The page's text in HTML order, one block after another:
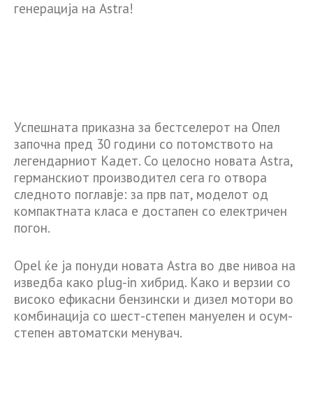
генерација на Astra!
Успешната приказна за бестселерот на Опел
започна пред 30 години со потомството на
легендарниот Кадет. Со целосно новата Astra,
германскиот производител сега го отвора
следното поглавје: за прв пат, моделот од
компактната класа е достапен со електричен
погон.
Opel ќе ја понуди новата Astra во две нивоа на
изведба како plug-in хибрид. Како и верзии со
високо ефикасни бензински и дизел мотори во
комбинација со шест-степен мануелен и осум-
степен автоматски менувач.